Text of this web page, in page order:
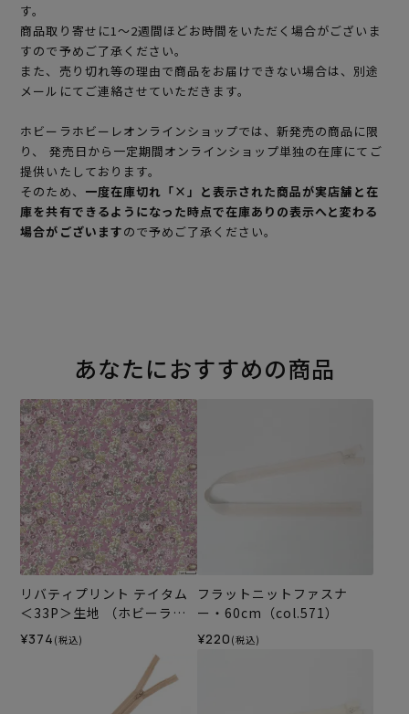
す。
商品取り寄せに1～2週間ほどお時間をいただく場合がございま
すので予めご了承ください。
また、売り切れ等の理由で商品をお届けできない場合は、別途
メールにてご連絡させていただきます。
ホビーラホビーレオンラインショップでは、新発売の商品に限
り、 発売日から一定期間オンラインショップ単独の在庫にてご
提供いたしております。
そのため、 一度在庫切れ「×」と表示された商品が実店舗と在
庫を共有できるようになった時点で在庫ありの表示へと変わる
場合がございますので予めご了承ください。
あなたにおすすめの商品
リバティプリント テイタム
＜33P＞生地 （ホビーラホ
ビーレオリジナル）2026ES
¥374 (税込)
フラットニットファスナ
ー・60cm（col.571）
¥220 (税込)